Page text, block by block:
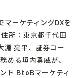
マーケティングDXを
所：東京都千代田
淵 亮平、証券コー
める垣内勇威が、
ド BtoBマーケティ